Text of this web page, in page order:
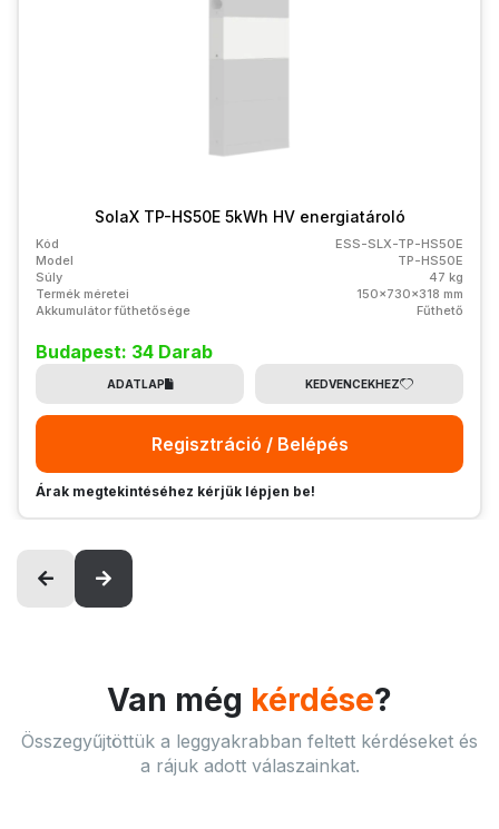
SolaX TP-HS50E 5kWh HV energiatároló
Kód
ESS-SLX-TP-HS50E
Model
TP-HS50E
Súly
47 kg
Termék méretei
150x730x318 mm
Akkumulátor fűthetősége
Fűthető
Budapest: 34 Darab
ADATLAP KEDVENCEKHEZ
Regisztráció / Belépés
Árak megtekintéséhez kérjük lépjen be!
Van még kérdése?
Összegyűjtöttük a leggyakrabban feltett kérdéseket és
a rájuk adott válaszainkat.